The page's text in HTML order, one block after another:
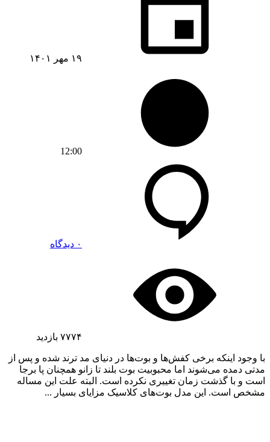
۱۹ مهر ۱۴۰۱
12:00
۰ دیدگاه
۷۷۷۴ بازدید
با وجود اینکه برخی کفش‌ها و بوت‌ها در دنیای مد ترند شده و پس از
مدتی دمده می‌شوند اما محبوبیت بوت‌ بلند تا زانو همچنان پا برجا
است و با گذشت زمان تغییری نکرده است. البته علت این مساله
مشخص است. این مدل بوت‌های کلاسیک مزایای بسیار ...